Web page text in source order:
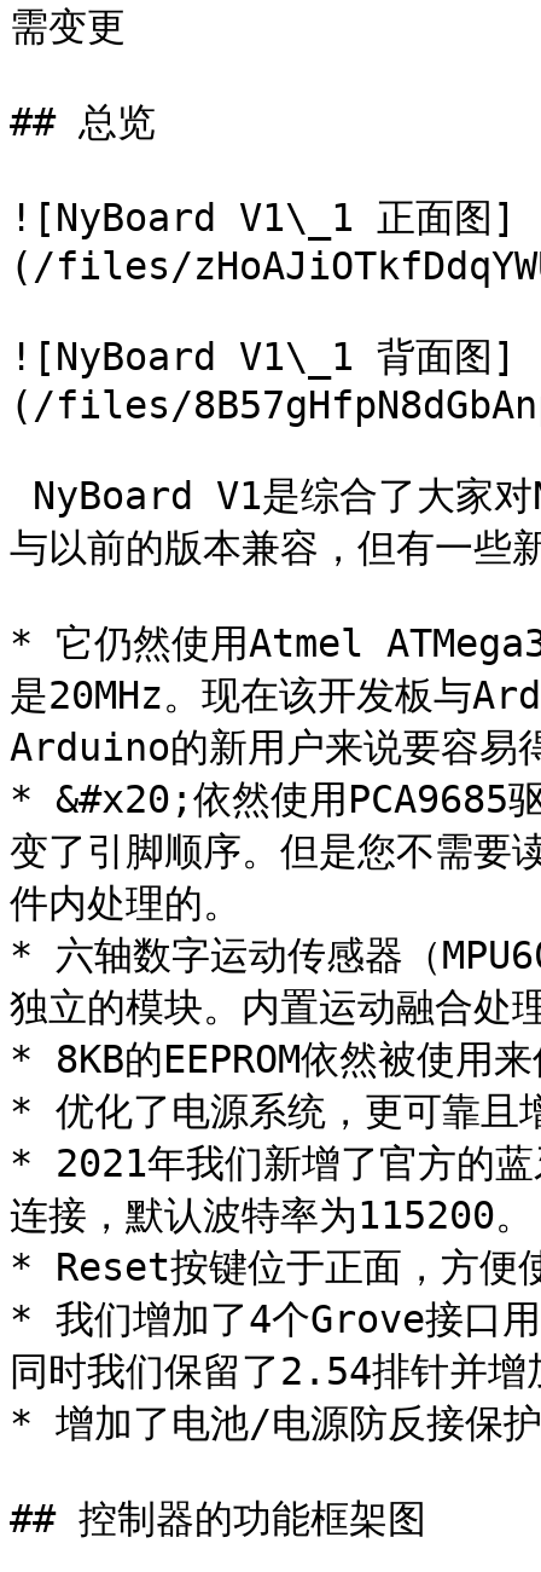
需变更
## 总览
![NyBoard V1\_1 正面图]
(/files/
![NyBoard V1\_1 背面图]
(/files/
NyBoard V1是综合了大家
与以前的版本兼容，但有一些
* 它仍然使用Atmel
是20MHz。现在该开发板与
Arduino的新用户来说要容易
* &#x20;依然使用PCA9685驱
变了引脚顺序。但是您不需要
件内处理的。
* 六轴数字运动传感器（
独立的模块。内置运动融合处
* 8KB的EEPROM依然被使用
* 优化了电源系统，更可靠且
* 2021年我们新增了官方的
连接，默认波特率为115200。
* Reset按键位于正面，方便
* 我们增加了4个Grove接口
同时我们保留了2.54排针并增
* 增加了电池/电源防反接保
## 控制器的功能框架图